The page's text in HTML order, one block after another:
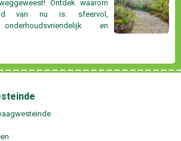
Ontdek waarom
van nu is: sfeervol,
en